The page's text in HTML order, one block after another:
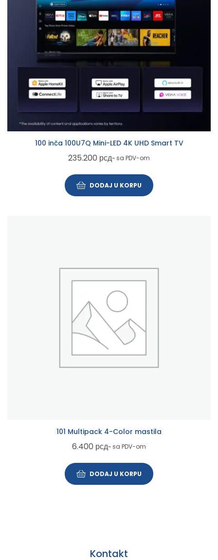
100 inča 100U7Q Mini-LED 4K UHD Smart TV
235.200 рсд~ sa PDV-om
DODAJ U KORPU
101 Multipack 4-Color mastila
6.400 рсд~ sa PDV-om
DODAJ U KORPU
Kontakt